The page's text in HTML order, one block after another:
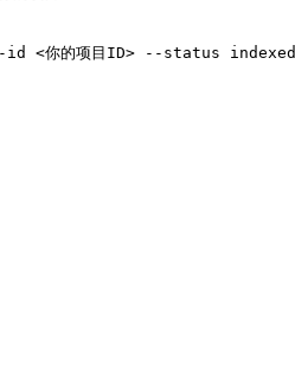
id <你的项目ID> --status indexed